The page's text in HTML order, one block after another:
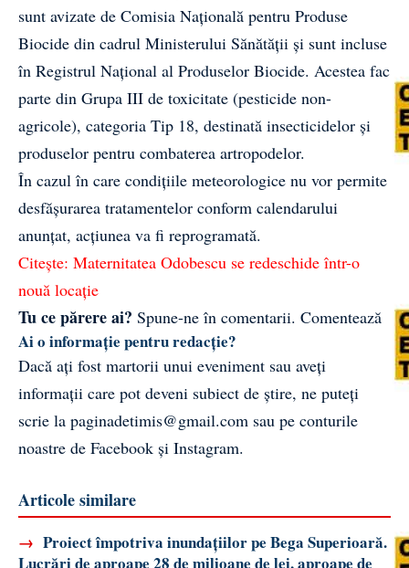
sunt avizate de Comisia Naţională pentru Produse
Biocide din cadrul Ministerului Sănătăţii și sunt incluse
în Registrul Naţional al Produselor Biocide. Acestea fac
parte din Grupa III de toxicitate (pesticide non-
agricole), categoria Tip 18, destinată insecticidelor și
produselor pentru combaterea artropodelor.
În cazul în care condițiile meteorologice nu vor permite
desfășurarea tratamentelor conform calendarului
anunțat, acțiunea va fi reprogramată.
Citește: Maternitatea Odobescu se redeschide într-o
nouă locație
Tu ce părere ai? Spune-ne în comentarii. Comentează
Ai o informație pentru redacție?
Dacă ați fost martorii unui eveniment sau aveți
informații care pot deveni subiect de știre, ne puteți
scrie la paginadetimis@gmail.com sau pe conturile
noastre de Facebook și Instagram.
Articole similare
→ Proiect împotriva inundațiilor pe Bega Superioară.
Lucrări de aproape 28 de milioane de lei, aproape de